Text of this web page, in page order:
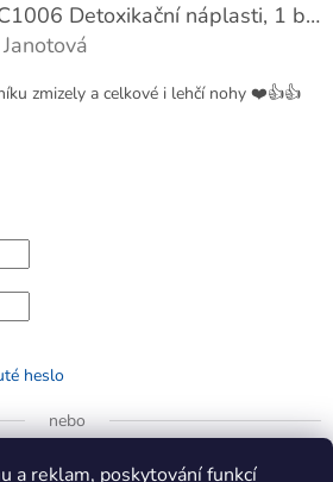
a reklam, poskytování funkcí
KINOKI SC1006 Detoxikační náplasti, 1 balení - 10 ks
je 4 z 5 hvězdiček.
zmizely a celkové i lehčí nohy ❤️👍👍
heslo
nebo
Přihlásit se přes Google